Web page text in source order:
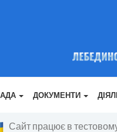
ДОКУМЕНТИ
Сайт працює в